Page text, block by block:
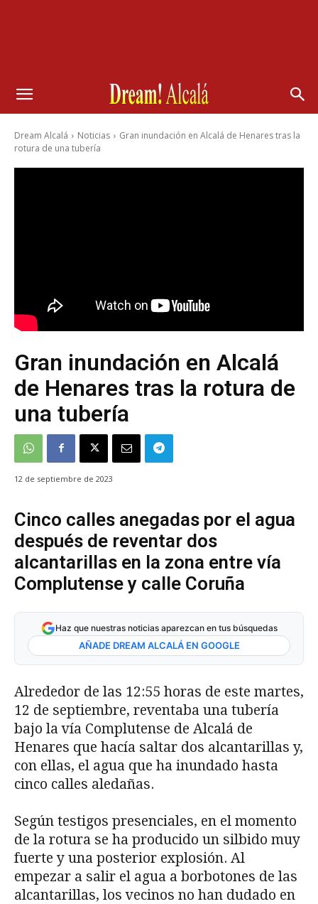
Dream Alcalá Noticias
Gran inundación en Alcalá de Henares tras la
rotura de una tubería
Gran inundación en Alcalá
de Henares tras la rotura de
una tubería
12 de septiembre de 2023
Cinco calles anegadas por el agua
después de reventar dos
alcantarillas en la zona entre vía
Complutense y calle Coruña
Haz que nuestras noticias aparezcan en tus búsquedas
AÑADE DREAM ALCALÁ EN GOOGLE
Alrededor de las 12:55 horas de este martes,
12 de septiembre, reventaba una tubería
bajo la vía Complutense de Alcalá de
Henares que hacía saltar dos alcantarillas y,
con ellas, el agua que ha inundado hasta
cinco calles aledañas.
Según testigos presenciales, en el momento
de la rotura se ha producido un silbido muy
fuerte y una posterior explosión. Al
empezar a salir el agua a borbotones de las
alcantarillas, los vecinos no han dudado en